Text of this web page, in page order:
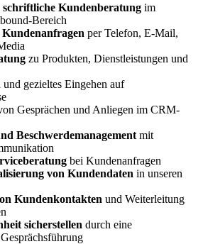
schriftliche Kundenberatung im
Bereich
per Telefon, E-Mail,
zu Produkten, Dienstleistungen und
und gezieltes Eingehen auf
Gesprächen und Anliegen im CRM-
Beschwerdemanagement mit
bei Kundenanfragen
von Kundendaten in unseren
Kundenkontakten und Weiterleitung
sicherstellen durch eine